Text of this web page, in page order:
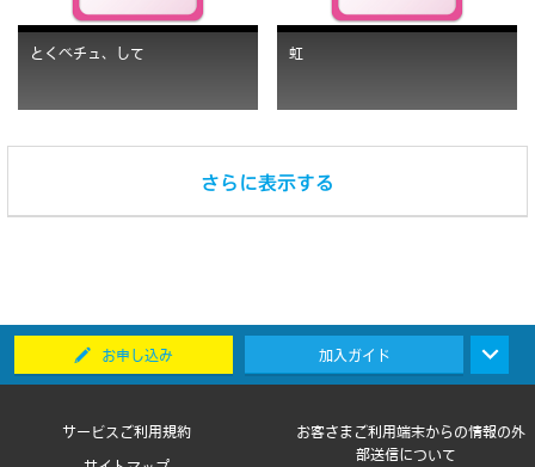
とくべチュ、して 虹
お申し込み 加入ガイド
サービスご利用規約
お客さまご利用端末からの情報の外
部送信について